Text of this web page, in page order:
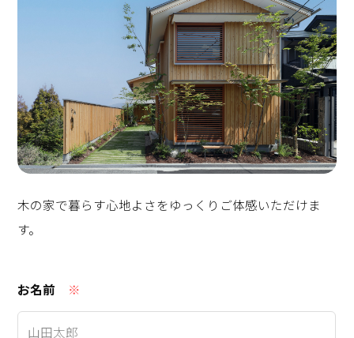
木の家で暮らす心地よさをゆっくりご体感いただけま
す。
お名前 ※